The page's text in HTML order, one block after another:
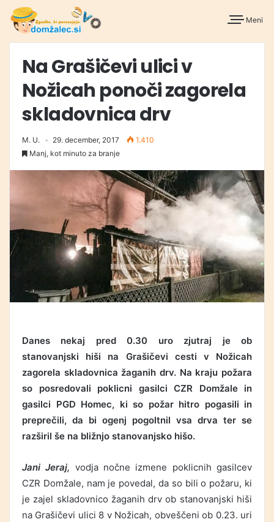
Meni
Na Grašičevi ulici v
Nožicah ponoči zagorela
skladovnica drv
M. U. 29. december, 2017
1.410
Manj, kot minuto za branje
Danes nekaj pred 0.30 uro zjutraj je ob
stanovanjski hiši na Grašičevi cesti v Nožicah
zagorela skladovnica žaganih drv. Na kraju požara
so posredovali poklicni gasilci CZR Domžale in
gasilci PGD Homec, ki so požar hitro pogasili in
preprečili, da bi ogenj pogoltnil vsa drva ter se
razširil še na bližnjo stanovanjsko hišo.
Jani Jeraj, vodja nočne izmene poklicnih gasilcev
CZR Domžale, nam je povedal, da so bili o požaru, ki
je zajel skladovnico žaganih drv ob stanovanjski hiši
na Grašičevi ulici 8 v Nožicah, obveščeni ob 0.23. uri